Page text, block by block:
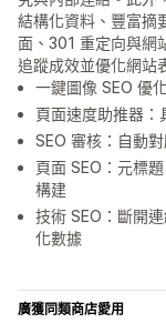
結構化資料、豐富
面、301 重定向與網
追蹤成效並優化網站
一鍵圖像 SEO 優
頁面速度助推器：
SEO 審核：自動
頁面 SEO：元標
構建
技術 SEO：斷開
化數據
廣獲同類商店愛用